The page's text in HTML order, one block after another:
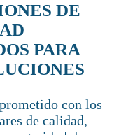
DE
PARA
con los
de calidad,